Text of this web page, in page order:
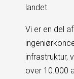
landet.
Vi er en del
infrastruktur,
over 10.000